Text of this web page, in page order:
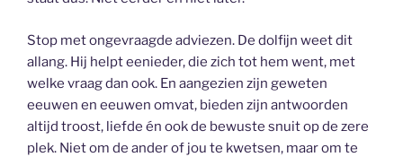
Stop met ongevraagde adviezen. De dolfijn weet dit
allang. Hij helpt eenieder, die zich tot hem went, met
welke vraag dan ook. En aangezien zijn geweten
eeuwen en eeuwen omvat, bieden zijn antwoorden
altijd troost, liefde én ook de bewuste snuit op de zere
plek. Niet om de ander of jou te kwetsen, maar om te